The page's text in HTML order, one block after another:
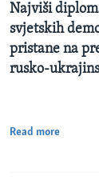
Najviši
svjetskih
pristane na
rusko-
Read more